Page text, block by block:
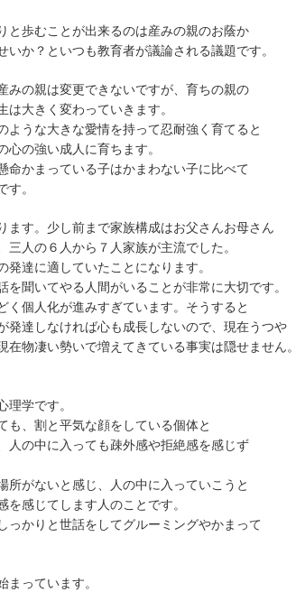
と歩むことが出来るのは産みの親のお蔭か
いか？といつも教育者が議論される議題です。
みの親は変更できないですが、育ちの親の
大きく変わっていきます。
ような大きな愛情を持って忍耐強く育てると
の強い成人に育ちます。
命かまっている子はかまわない子に比べて
。
ます。少し前まで家族構成はお父さんお母さん
人の６人から７人家族が主流でした。
達に適していたことになります。
聞いてやる人間がいることが非常に大切です。
く個人化が進みすぎています。そうすると
発達しなければ心も成長しないので、現在うつや
物凄い勢いで増えてきている事実は隠せません。
学です。
も、割と平気な顔をしている個体と
人の中に入っても疎外感や拒絶感を感じず
所がないと感じ、人の中に入っていこうと
を感じてします人のことです。
っかりと世話をしてグルーミングやかまって
っています。